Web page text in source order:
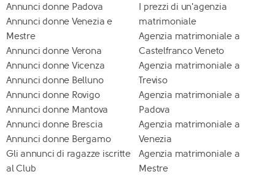
Annunci donne Padova
Annunci donne Venezia e
Mestre
Annunci donne Verona
Annunci donne Vicenza
Annunci donne Belluno
Annunci donne Rovigo
Annunci donne Mantova
Annunci donne Brescia
Annunci donne Bergamo
Gli annunci di ragazze iscritte
al Club
I prezzi di un'agenzia
matrimoniale
Agenzia matrimoniale a
Castelfranco Veneto
Agenzia matrimoniale a
Treviso
Agenzia matrimoniale a
Padova
Agenzia matrimoniale a
Venezia
Agenzia matrimoniale a
Mestre